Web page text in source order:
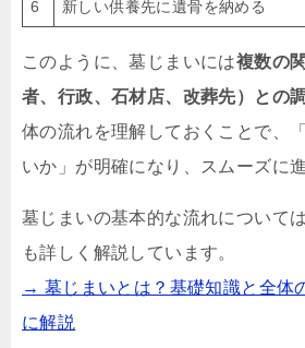
6 新しい供養先に遺骨を納める
このように、墓じまいには複数の
者、行政、石材店、改葬先）との
体の流れを理解しておくことで、
いか」が明確になり、スムーズに
墓じまいの基本的な流れについて
も詳しく解説しています。
→ 墓じまいとは？基礎知識と全体
に解説